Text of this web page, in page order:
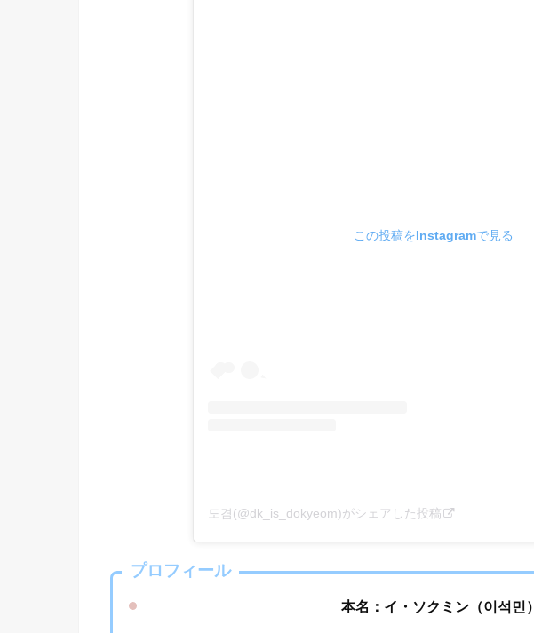
この投稿をInstagramで見る
도겸(@dk_is_dokyeom)がシェアした投稿
プロフィール
本名：イ・ソクミン（이석민）